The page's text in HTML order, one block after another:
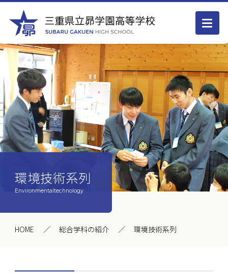
環境技術系列
Environmentaltechnology
HOME 総合学科の紹介 環境技術系列